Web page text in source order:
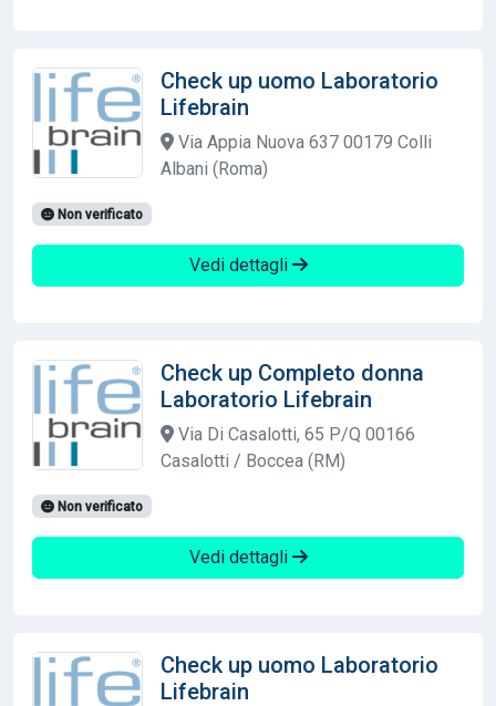
Check up uomo Laboratorio
Lifebrain
Via Appia Nuova 637 00179 Colli
Albani (Roma)
Non verificato
Vedi dettagli
Check up Completo donna
Laboratorio Lifebrain
Via Di Casalotti, 65 P/Q 00166
Casalotti / Boccea (RM)
Non verificato
Vedi dettagli
Check up uomo Laboratorio
Lifebrain